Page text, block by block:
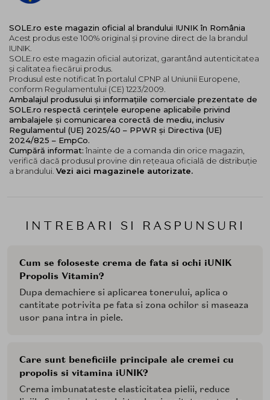
INTREBARI SI RASPUNSURI
Cum se foloseste crema de fata si ochi iUNIK
Propolis Vitamin?
Dupa demachiere si aplicarea tonerului, aplica o
cantitate potrivita pe fata si zona ochilor si maseaza
usor pana intra in piele.
Care sunt beneficiile principale ale cremei cu
propolis si vitamina iUNIK?
Crema imbunatateste elasticitatea pielii, reduce
SOLE.ro este magazin oficial al brandului IUNIK în România
Acest produs este 100% original și provine direct de la brandul
IUNIK.
SOLE.ro este magazin oficial autorizat, garantând autenticitatea
și calitatea fiecărui produs.
Produsul este notificat în portalul CPNP al Uniunii Europene,
conform Regulamentului (CE) 1223/2009.
Ambalajul produsului și informațiile comerciale prezentate de
SOLE.ro respectă cerințele europene aplicabile privind
ambalajele și comunicarea corectă de mediu, inclusiv
Regulamentul (UE) 2025/40 – PPWR și Directiva (UE)
2024/825 – EmpCo.
Cumpără informat: înainte de a comanda din orice magazin,
verifică dacă produsul provine din rețeaua oficială de distribuție
a brandului. Vezi aici magazinele autorizate.